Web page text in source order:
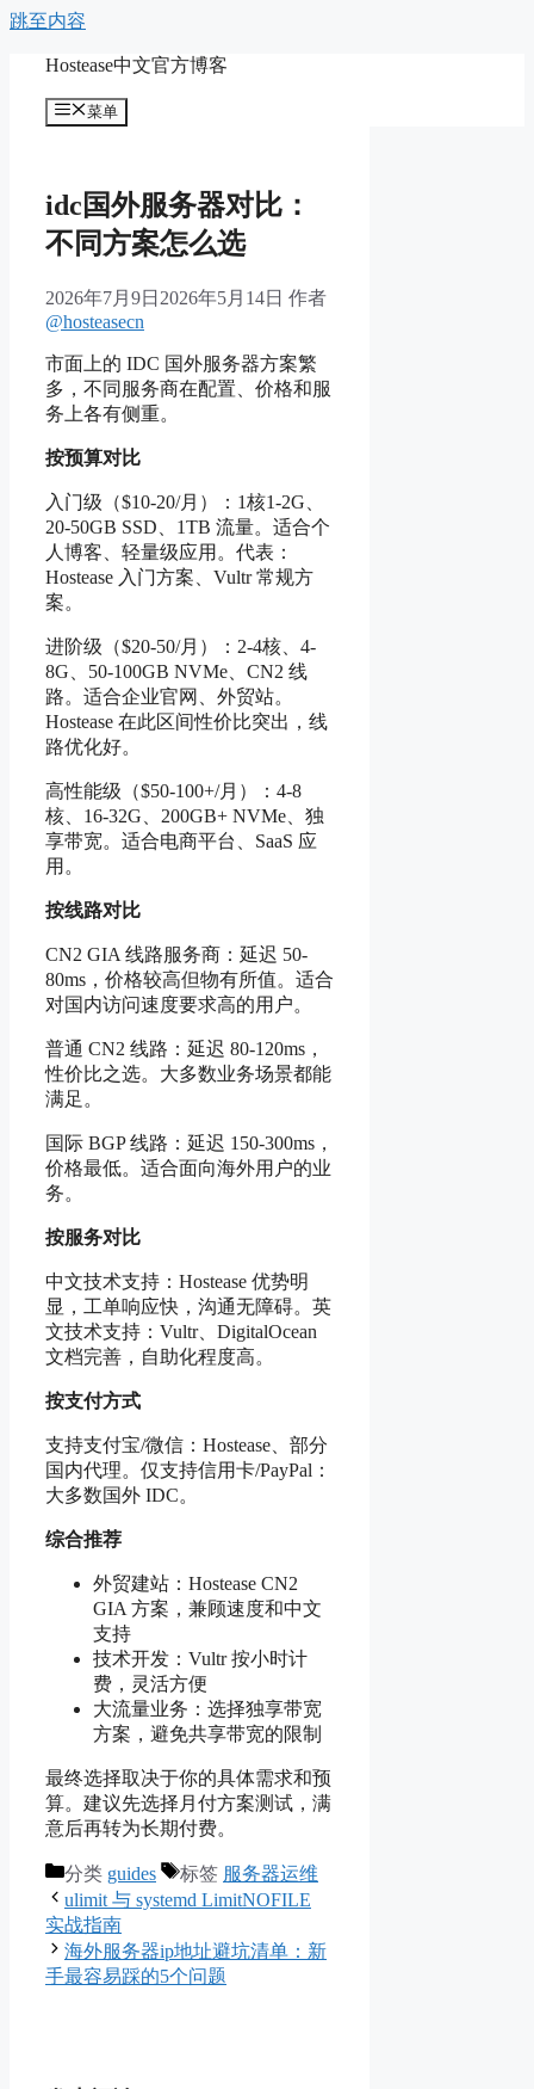
跳至内容
Hostease中文官方博客
菜单
idc国外服务器对比：
不同方案怎么选
2026年7月9日 2026年5月14日 作者
@hosteasecn
市面上的 IDC 国外服务器方案繁
多，不同服务商在配置、价格和服
务上各有侧重。
按预算对比
入门级（$10-20/月）：1核1-2G、
20-50GB SSD、1TB 流量。适合个
人博客、轻量级应用。代表：
Hostease 入门方案、Vultr 常规方
案。
进阶级（$20-50/月）：2-4核、4-
8G、50-100GB NVMe、CN2 线
路。适合企业官网、外贸站。
Hostease 在此区间性价比突出，线
路优化好。
高性能级（$50-100+/月）：4-8
核、16-32G、200GB+ NVMe、独
享带宽。适合电商平台、SaaS 应
用。
按线路对比
CN2 GIA 线路服务商：延迟 50-
80ms，价格较高但物有所值。适合
对国内访问速度要求高的用户。
普通 CN2 线路：延迟 80-120ms，
性价比之选。大多数业务场景都能
满足。
国际 BGP 线路：延迟 150-300ms，
价格最低。适合面向海外用户的业
务。
按服务对比
中文技术支持：Hostease 优势明
显，工单响应快，沟通无障碍。英
文技术支持：Vultr、DigitalOcean
文档完善，自助化程度高。
按支付方式
支持支付宝/微信：Hostease、部分
国内代理。仅支持信用卡/PayPal：
大多数国外 IDC。
综合推荐
外贸建站：Hostease CN2
GIA 方案，兼顾速度和中文
支持
技术开发：Vultr 按小时计
费，灵活方便
大流量业务：选择独享带宽
方案，避免共享带宽的限制
最终选择取决于你的具体需求和预
算。建议先选择月付方案测试，满
意后再转为长期付费。
分类 guides 标签 服务器运维
ulimit 与 systemd LimitNOFILE
实战指南
海外服务器ip地址避坑清单：新
手最容易踩的5个问题